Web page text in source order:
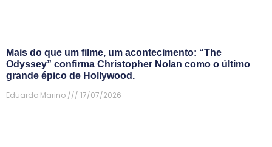
Mais do que um filme, um acontecimento: “The
Odyssey” confirma Christopher Nolan como o último
grande épico de Hollywood.
Eduardo Marino
17/07/2026